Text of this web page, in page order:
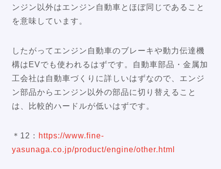
ンジン以外はエンジン自動車とほぼ同じであること
を意味しています。
したがってエンジン自動車のブレーキや動力伝達機
構はEVでも使われるはずです。自動車部品・金属加
工会社は自動車づくりに詳しいはずなので、エンジ
ン部品からエンジン以外の部品に切り替えること
は、比較的ハードルが低いはずです。
＊12： https://www.fine-
yasunaga.co.jp/product/engine/other.html